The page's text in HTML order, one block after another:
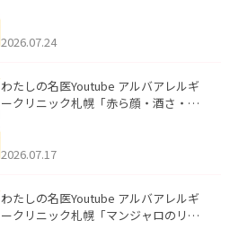
た。
2026.07.24
わたしの名医Youtube アルバアレルギ
ークリニック札幌「赤ら顔・酒さ・ニ
した。
2026.07.17
わたしの名医Youtube アルバアレルギ
ークリニック札幌「マンジャロのリア